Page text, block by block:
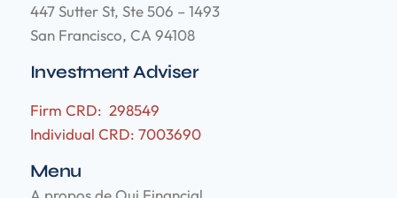
447 Sutter St, Ste 506 – 1493
San Francisco, CA 94108
Investment Adviser
Firm CRD: 298549
Individual CRD: 7003690
Menu